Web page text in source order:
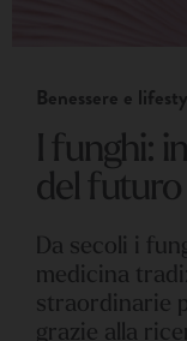
Benessere e
I funghi:
del futuro
Da secoli i
medicina
straordinarie
grazie alla